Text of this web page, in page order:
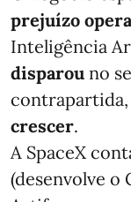
prejuízo
Inteligência
disparou no
contrapartida,
crescer.
A SpaceX
(desenvolve